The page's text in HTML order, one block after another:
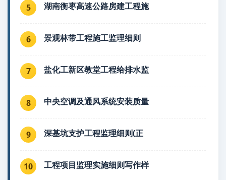
5 湖南衡枣高速公路房建工程施
6 景观林带工程施工监理细则
7 盐化工新区教堂工程给排水监
8 中央空调及通风系统安装质量
9 深基坑支护工程监理细则(正
10 工程项目监理实施细则写作样